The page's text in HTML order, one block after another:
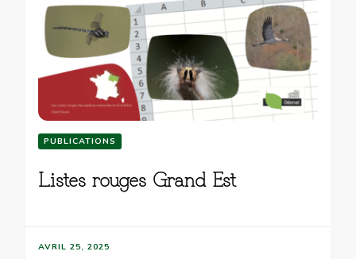
PUBLICATIONS
Listes rouges Grand Est
AVRIL 25, 2025